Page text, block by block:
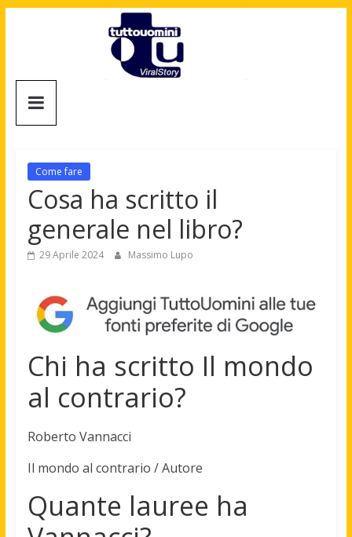
Tuttouomini
Cinema,
Motori,
gay
news
maschile
Come fare
Cosa ha scritto il
generale nel libro?
29 Aprile 2024 Massimo Lupo
Chi ha scritto Il mondo
al contrario?
Roberto Vannacci
Il mondo al contrario /Autore
Quante lauree ha